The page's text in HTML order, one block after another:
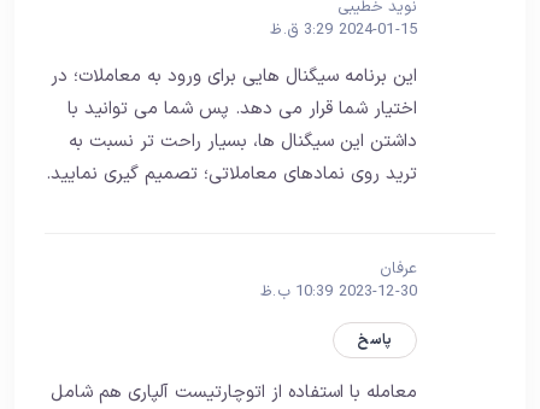
نوید خطیبی
2024-01-15 3:29 ق.ظ
این برنامه سیگنال هایی برای ورود به معاملات؛ در
اختیار شما قرار می دهد. پس شما می توانید با
داشتن این سیگنال ها، بسیار راحت تر نسبت به
ترید روی نمادهای معاملاتی؛ تصمیم گیری نمایید.
عرفان
2023-12-30 10:39 ب.ظ
پاسخ
معامله با استفاده از اتوچارتیست آلپاری هم شامل